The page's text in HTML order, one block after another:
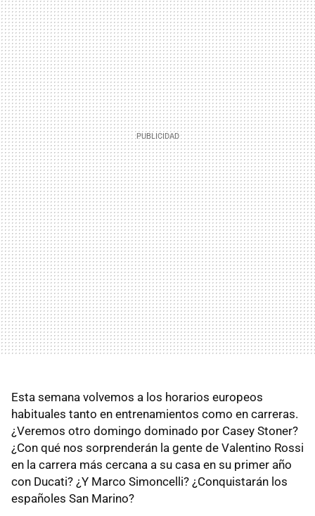
Esta semana volvemos a los horarios europeos
habituales tanto en entrenamientos como en carreras.
¿Veremos otro domingo dominado por Casey Stoner?
¿Con qué nos sorprenderán la gente de Valentino Rossi
en la carrera más cercana a su casa en su primer año
con Ducati? ¿Y Marco Simoncelli? ¿Conquistarán los
españoles San Marino?